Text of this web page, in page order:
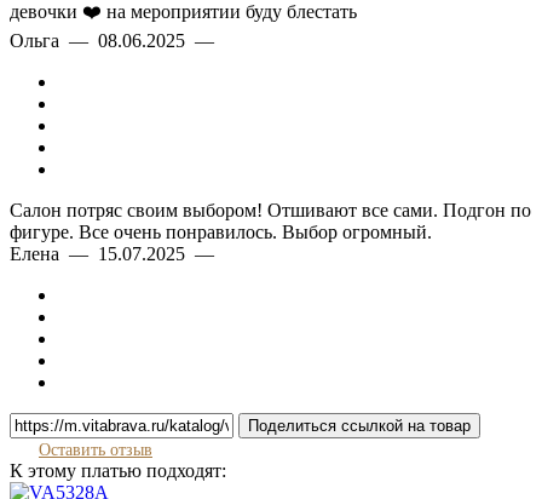
девочки ❤️ на мероприятии буду блестать
Ольга — 08.06.2025 —
Салон потряс своим выбором! Отшивают все сами. Подгон по
фигуре. Все очень понравилось. Выбор огромный.
Елена — 15.07.2025 —
Поделиться ссылкой на товар
Оставить отзыв
К этому платью подходят: